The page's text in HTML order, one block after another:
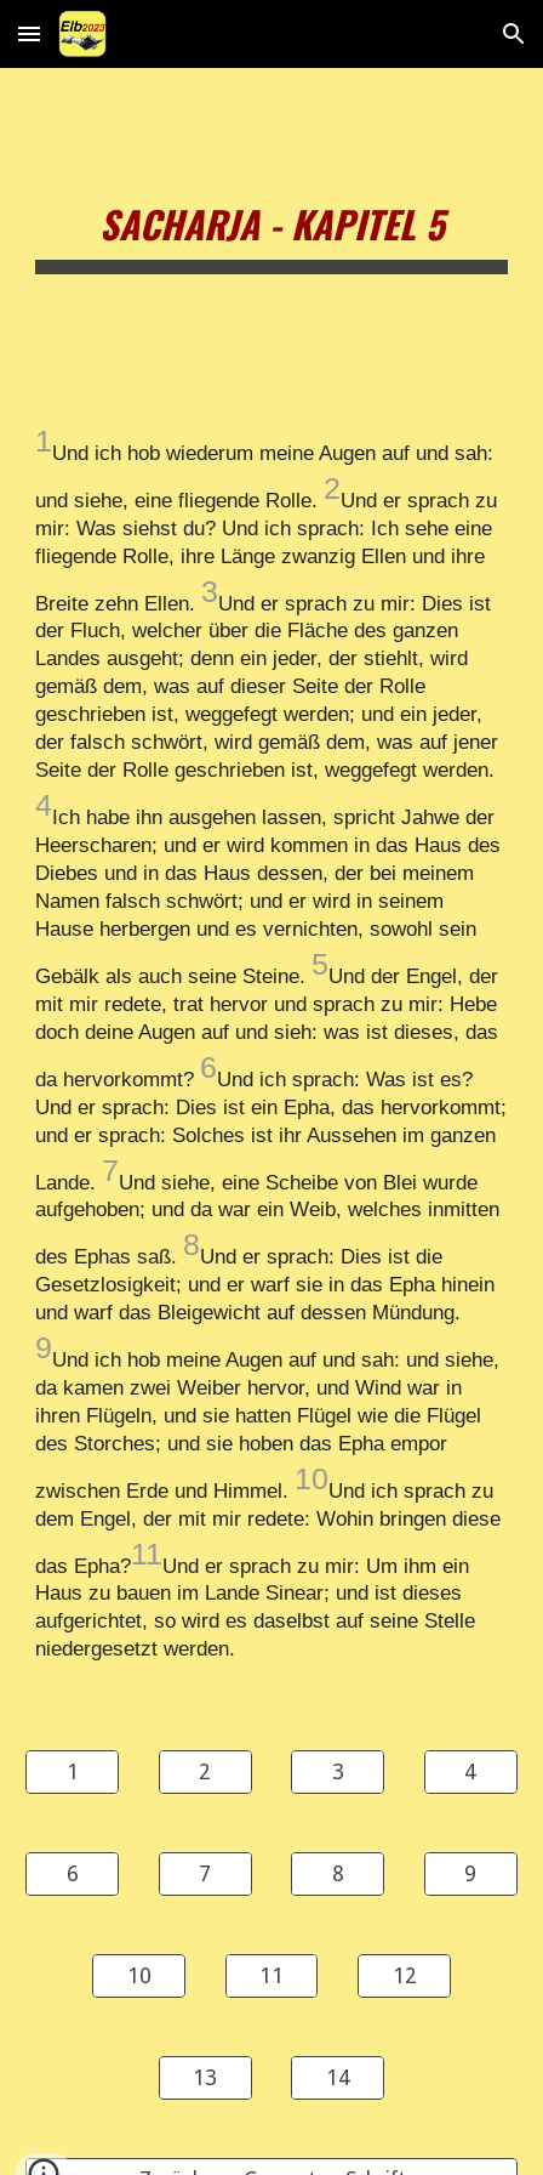
Skip to main content Skip to navigation
SACHARJA - KAPITEL 5
1Und ich hob wiederum meine Augen auf und sah:
und siehe, eine fliegende Rolle. 2Und er sprach zu
mir: Was siehst du? Und ich sprach: Ich sehe eine
fliegende Rolle, ihre Länge zwanzig Ellen und ihre
Breite zehn Ellen. 3Und er sprach zu mir: Dies ist
der Fluch, welcher über die Fläche des ganzen
Landes ausgeht; denn ein jeder, der stiehlt, wird
gemäß dem, was auf dieser Seite der Rolle
geschrieben ist, weggefegt werden; und ein jeder,
der falsch schwört, wird gemäß dem, was auf jener
Seite der Rolle geschrieben ist, weggefegt werden.
4Ich habe ihn ausgehen lassen, spricht Jahwe der
Heerscharen; und er wird kommen in das Haus des
Diebes und in das Haus dessen, der bei meinem
Namen falsch schwört; und er wird in seinem
Hause herbergen und es vernichten, sowohl sein
Gebälk als auch seine Steine. 5Und der Engel, der
mit mir redete, trat hervor und sprach zu mir: Hebe
doch deine Augen auf und sieh: was ist dieses, das
da hervorkommt? 6Und ich sprach: Was ist es?
Und er sprach: Dies ist ein Epha, das hervorkommt;
und er sprach: Solches ist ihr Aussehen im ganzen
Lande. 7Und siehe, eine Scheibe von Blei wurde
aufgehoben; und da war ein Weib, welches inmitten
des Ephas saß. 8Und er sprach: Dies ist die
Gesetzlosigkeit; und er warf sie in das Epha hinein
und warf das Bleigewicht auf dessen Mündung.
9Und ich hob meine Augen auf und sah: und siehe,
da kamen zwei Weiber hervor, und Wind war in
ihren Flügeln, und sie hatten Flügel wie die Flügel
des Storches; und sie hoben das Epha empor
zwischen Erde und Himmel. 10Und ich sprach zu
dem Engel, der mit mir redete: Wohin bringen diese
das Epha?11Und er sprach zu mir: Um ihm ein
Haus zu bauen im Lande Sinear; und ist dieses
aufgerichtet, so wird es daselbst auf seine Stelle
niedergesetzt werden.
1 2 3 4
6 7 8 9
10 11 12
13 14